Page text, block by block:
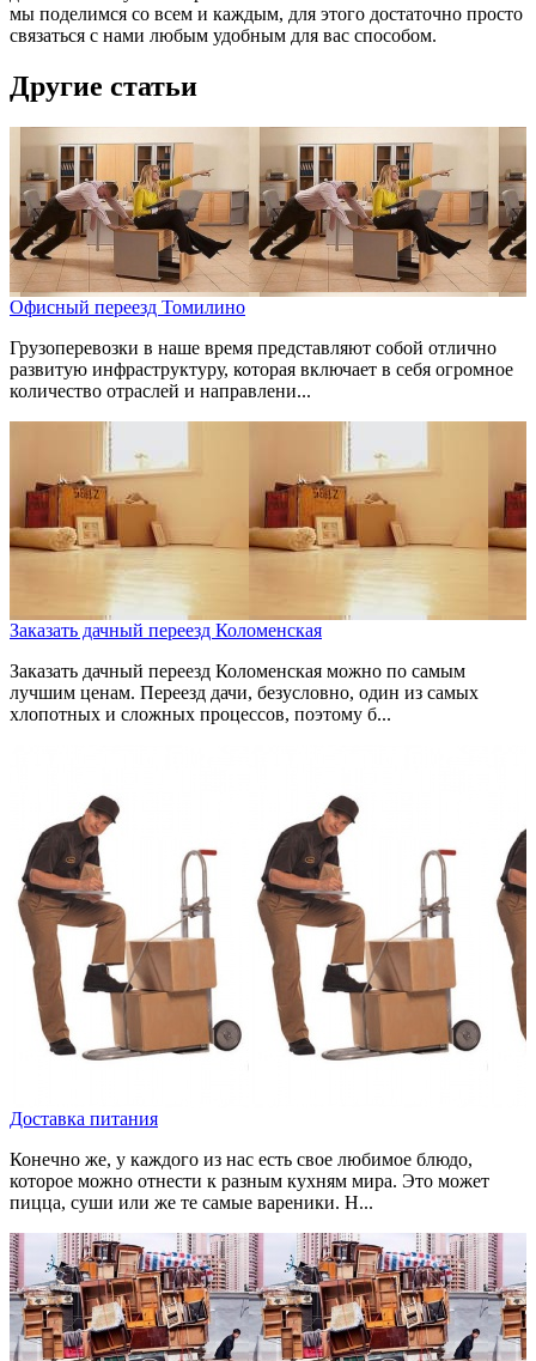
мы поделимся со всем и каждым, для этого достаточно просто
связаться с нами любым удобным для вас способом.
Другие статьи
Офисный переезд Томилино
Грузоперевозки в наше время представляют собой отлично
развитую инфраструктуру, которая включает в себя огромное
количество отраслей и направлени...
Заказать дачный переезд Коломенская
Заказать дачный переезд Коломенская можно по самым
лучшим ценам. Переезд дачи, безусловно, один из самых
хлопотных и сложных процессов, поэтому б...
Доставка питания
Конечно же, у каждого из нас есть свое любимое блюдо,
которое можно отнести к разным кухням мира. Это может
пицца, суши или же те самые вареники. Н...